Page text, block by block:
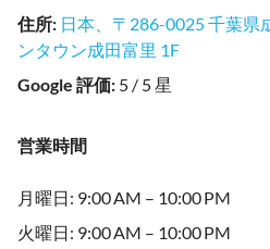
住所: 日本、〒286-0025 千葉県
ンタウン成田富里 1F
Google 評価: 5 / 5 星
営業時間
月曜日: 9:00 AM – 10:00 PM
火曜日: 9:00 AM – 10:00 PM